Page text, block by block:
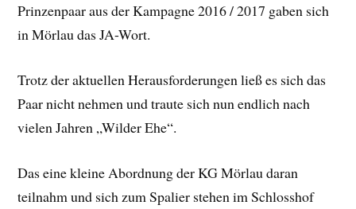
Prinzenpaar aus der Kampagne 2016 / 2017 gaben sich
in Mörlau das JA-Wort.
Trotz der aktuellen Herausforderungen ließ es sich das
Paar nicht nehmen und traute sich nun endlich nach
vielen Jahren „Wilder Ehe“.
Das eine kleine Abordnung der KG Mörlau daran
teilnahm und sich zum Spalier stehen im Schlosshof